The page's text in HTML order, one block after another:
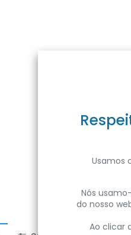
Usamos
Nós
do nosso
Ao clicar